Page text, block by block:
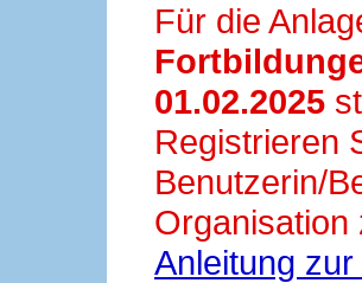
Für die
01.02.2025
Registrieren
Benutzerin/
Organisation
Anleitung